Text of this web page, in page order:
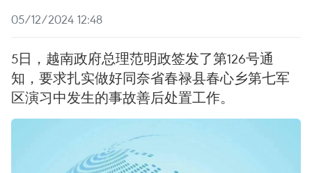
05/12/2024 12:48
5日，越南政府总理范明政签发了第126号通
知，要求扎实做好同奈省春禄县春心乡第七军
区演习中发生的事故善后处置工作。